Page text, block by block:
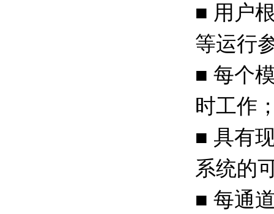
■ 用户
等运行
■ 每个
时工作
■ 具有
系统的
■ 每通